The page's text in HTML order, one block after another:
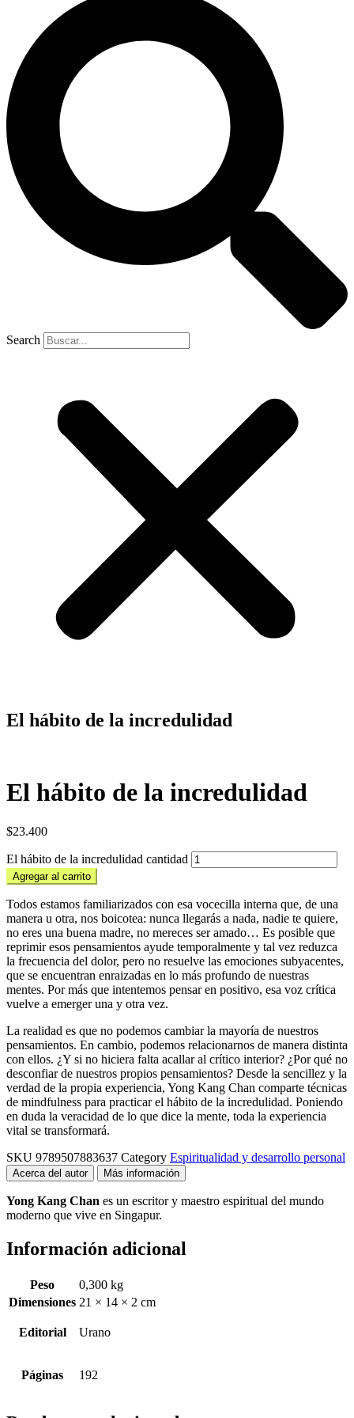
Search
El hábito de la incredulidad
El hábito de la incredulidad
$23.400
El hábito de la incredulidad cantidad
Agregar al carrito
Todos estamos familiarizados con esa vocecilla interna que, de una
manera u otra, nos boicotea: nunca llegarás a nada, nadie te quiere,
no eres una buena madre, no mereces ser amado… Es posible que
reprimir esos pensamientos ayude temporalmente y tal vez reduzca
la frecuencia del dolor, pero no resuelve las emociones subyacentes,
que se encuentran enraizadas en lo más profundo de nuestras
mentes. Por más que intentemos pensar en positivo, esa voz crítica
vuelve a emerger una y otra vez.
La realidad es que no podemos cambiar la mayoría de nuestros
pensamientos. En cambio, podemos relacionarnos de manera distinta
con ellos. ¿Y si no hiciera falta acallar al crítico interior? ¿Por qué no
desconfiar de nuestros propios pensamientos? Desde la sencillez y la
verdad de la propia experiencia, Yong Kang Chan comparte técnicas
de mindfulness para practicar el hábito de la incredulidad. Poniendo
en duda la veracidad de lo que dice la mente, toda la experiencia
vital se transformará.
SKU 9789507883637 Category Espiritualidad y desarrollo personal
Acerca del autor Más información
Yong Kang Chan es un escritor y maestro espiritual del mundo
moderno que vive en Singapur.
Información adicional
Peso
0,300 kg
Dimensiones 21 × 14 × 2 cm
Editorial Urano
Páginas 192